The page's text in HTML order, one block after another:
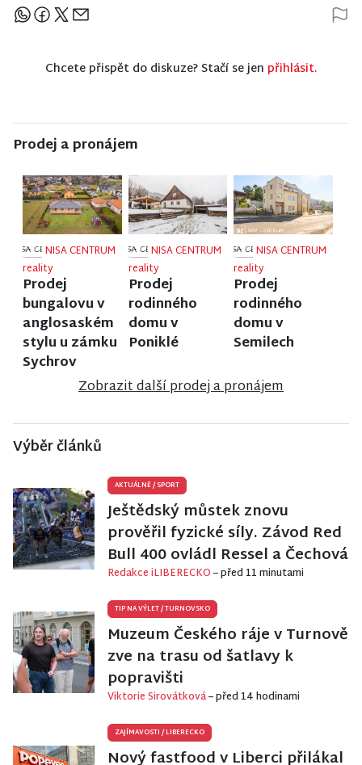
Sdílejte článek
Chcete přispět do diskuze? Stačí se jen přihlásit.
Prodej a pronájem
NISA CENTRUM
reality
Prodej
bungalovu v
anglosaském
stylu u zámku
Sychrov
NISA CENTRUM
reality
Prodej
rodinného
domu v
Poniklé
NISA CENTRUM
reality
Prodej
rodinného
domu v
Semilech
Zobrazit další prodej a pronájem
Výběr článků
AKTUÁLNĚ/SPORT
Ještědský můstek znovu
prověřil fyzické síly. Závod Red
Bull 400 ovládl Ressel a Čechová
Redakce iLIBERECKO– před 11 minutami
TIP NA VÝLET/TURNOVSKO
Muzeum Českého ráje v Turnově
zve na trasu od šatlavy k
popravišti
Viktorie Sirovátková– před 14 hodinami
ZAJÍMAVOSTI /LIBERECKO
Nový fastfood v Liberci přilákal